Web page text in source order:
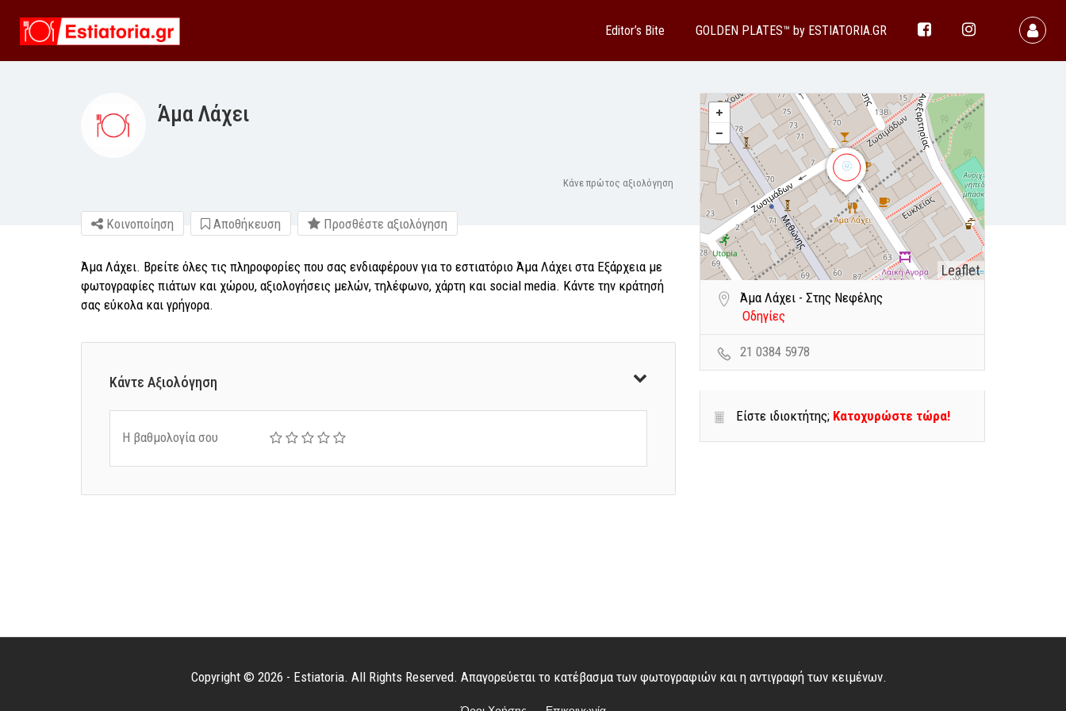
Editor’s Bite GOLDEN PLATES™ by ESTIATORIA.GR
Άμα Λάχει
Κάνε πρώτος αξιολόγηση
Κοινοποίηση Αποθήκευση Προσθέστε αξιολόγηση
Άμα Λάχει. Βρείτε όλες τις πληροφορίες που σας ενδιαφέρουν για το εστιατόριο Άμα Λάχει στα Εξάρχεια με
φωτογραφίες πιάτων και χώρου, αξιολογήσεις μελών, τηλέφωνο, χάρτη και social media. Κάντε την κράτησή
σας εύκολα και γρήγορα.
Κάντε Αξιολόγηση
Η βαθμολογία σου
Leaflet
Άμα Λάχει - Στης Νεφέλης
Οδηγίες
21 0384 5978
Είστε ιδιοκτήτης; Κατοχυρώστε τώρα!
Copyright © 2026 - Estiatoria. All Rights Reserved. Απαγορεύεται το κατέβασμα των φωτογραφιών και η αντιγραφή των κειμένων.